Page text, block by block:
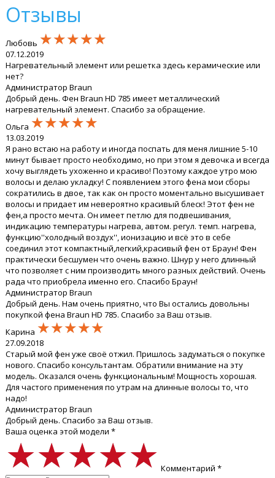
Отзывы
Любовь ★★★★★
★★★★★
★★★★★
07.12.2019
Нагревательный элемент или решетка здесь керамические или
нет?
Администратор Braun
Добрый день. Фен Braun HD 785 имеет металлический
нагревательный элемент. Спасибо за обращение.
Ольга ★★★★★
★★★★★
★★★★★
13.03.2019
Я рано встаю на работу и иногда поспать для меня лишние 5-10
минут бывает просто необходимо, но при этом я девочка и всегда
хочу выглядеть ухоженно и красиво! Поэтому каждое утро мою
волосы и делаю укладку! С появлением этого фена мои сборы
сократились в двое, так как он просто моментально высушивает
волосы и придает им невероятно красивый блеск! Этот фен не
фен,а просто мечта. Он имеет петлю для подвешивания,
индикацию температуры нагрева, автом. регул. темп. нагрева,
функцию''холодный воздух'', ионизацию и всё это в себе
соединил этот компактный,легкий,красивый фен от Браун! Фен
практически бесшумен что очень важно. Шнур у него длинный
что позволяет с ним производить много разных действий. Очень
рада что приобрела именно его. Спасибо Браун!
Администратор Braun
Добрый день. Нам очень приятно, что Вы остались довольны
покупкой фена Braun HD 785. Спасибо за Ваш отзыв.
Карина ★★★★★
★★★★★
★★★★★
27.09.2018
Старый мой фен уже своё отжил. Пришлось задуматься о покупке
нового. Спасибо консультантам. Обратили внимание на эту
модель. Оказался очень функциональным! Мощность хорошая.
Для частого применения по утрам на длинные волосы то, что
надо!
Администратор Braun
Добрый день. Спасибо за Ваш отзыв.
Ваша оценка этой модели *
★★★★★
★★★★★
★★★★★ Комментарий *